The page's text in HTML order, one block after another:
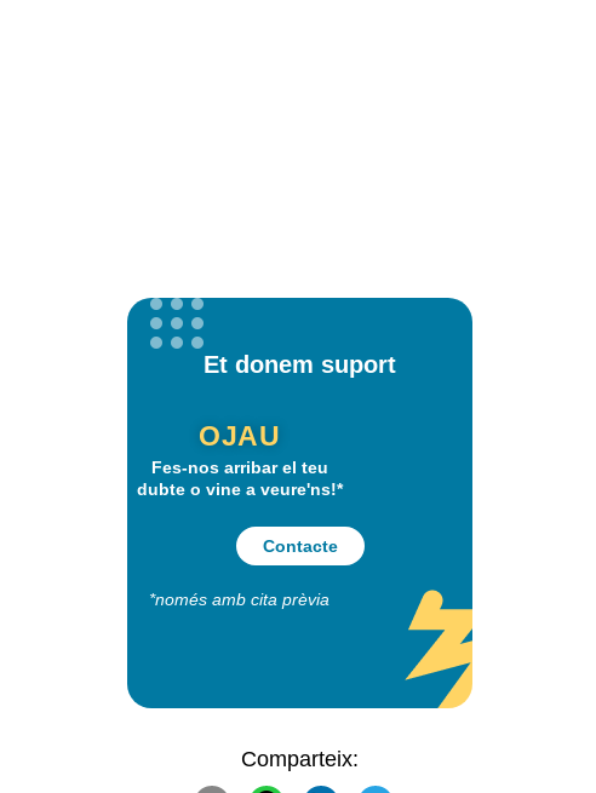
Et donem suport
OJAU
Fes-nos arribar el teu
dubte o vine a veure'ns!*
Contacte
*només amb cita prèvia
Comparteix: